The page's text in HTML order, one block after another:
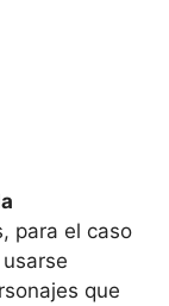
para el caso
que